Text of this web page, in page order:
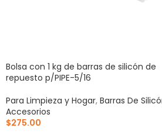
Bolsa con 1 kg de barras de silicón de
repuesto p/PIPE-5/16
Para Limpieza y Hogar, Barras De
Accesorios
$275.00